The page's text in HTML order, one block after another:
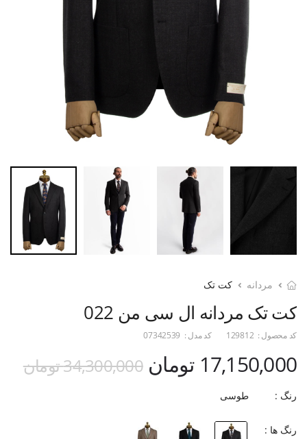
مردانه کت تک
کت تک مردانه ال سی من 022
کد محصول : 129812 کد مدل : 07342539
17,150,000 تومان 34,300,000 تومان
رنگ : طوسی
رنگ ها :